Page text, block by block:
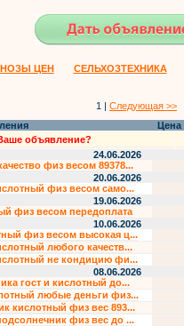
ЦЕН СЕЛЬХОЗТЕХНИКА
1 | Следующая >>
Цена
объявление?
24.06.2026
физ весом 89378...
20.06.2026
физ весом само...
19.06.2026
физ весом передоплата
10.06.2026
физ весом высокая ц...
любого качеств...
не кондицию фи...
08.06.2026
гост и кислотный до...
любые деньги физ...
кислотный физ вес 893...
физ вес до ...